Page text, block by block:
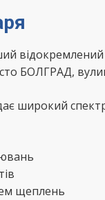
БОЛГРАД,
широкий
щеплень